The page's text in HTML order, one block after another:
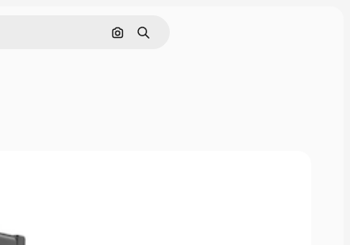
画像で検索
検索